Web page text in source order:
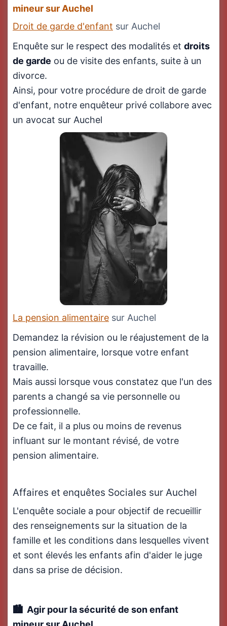
mineur sur Auchel
Droit de garde d'enfant sur Auchel
Enquête sur le respect des modalités et droits
de garde ou de visite des enfants, suite à un
divorce.
Ainsi, pour votre procédure de droit de garde
d'enfant, notre enquêteur privé collabore avec
un avocat sur Auchel
La pension alimentaire sur Auchel
Demandez la révision ou le réajustement de la
pension alimentaire, lorsque votre enfant
travaille.
Mais aussi lorsque vous constatez que l'un des
parents a changé sa vie personnelle ou
professionnelle.
De ce fait, il a plus ou moins de revenus
influant sur le montant révisé, de votre
pension alimentaire.
Affaires et enquêtes Sociales sur Auchel
L'enquête sociale a pour objectif de recueillir
des renseignements sur la situation de la
famille et les conditions dans lesquelles vivent
et sont élevés les enfants afin d'aider le juge
dans sa prise de décision.
Agir pour la sécurité de son enfant